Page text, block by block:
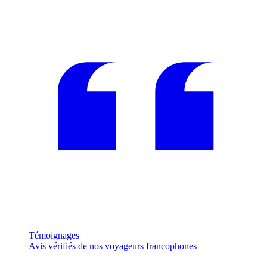
Témoignages
Avis vérifiés de nos voyageurs francophones